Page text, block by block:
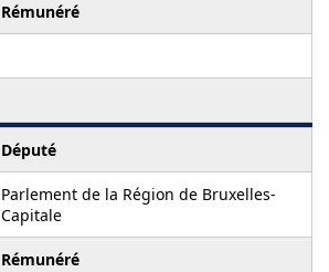
Rémunéré
Député
Parlement de la Région de Bruxelles-
Capitale
Rémunéré